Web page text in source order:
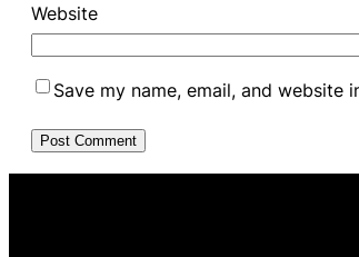
Website
Save my name, email, and